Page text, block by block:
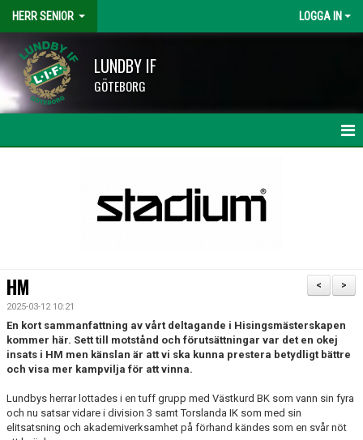
HERR SENIOR LOGGA IN
LUNDBY IF
GÖTEBORG
TRUPPEN
BILDGALLERI
DOKUMENT
KONTAKT
>
<
HM
2025-03-12 10:21
En kort sammanfattning av vårt deltagande i Hisingsmästerskapen
kommer här. Sett till motstånd och förutsättningar var det en okej
insats i HM men känslan är att vi ska kunna prestera betydligt bättre
och visa mer kampvilja för att vinna.
Lundbys herrar lottades i en tuff grupp med Västkurd BK som vann sin fyra
och nu satsar vidare i division 3 samt Torslanda IK som med sin
elitsatsning och akademiverksamhet på förhand kändes som en svår nöt